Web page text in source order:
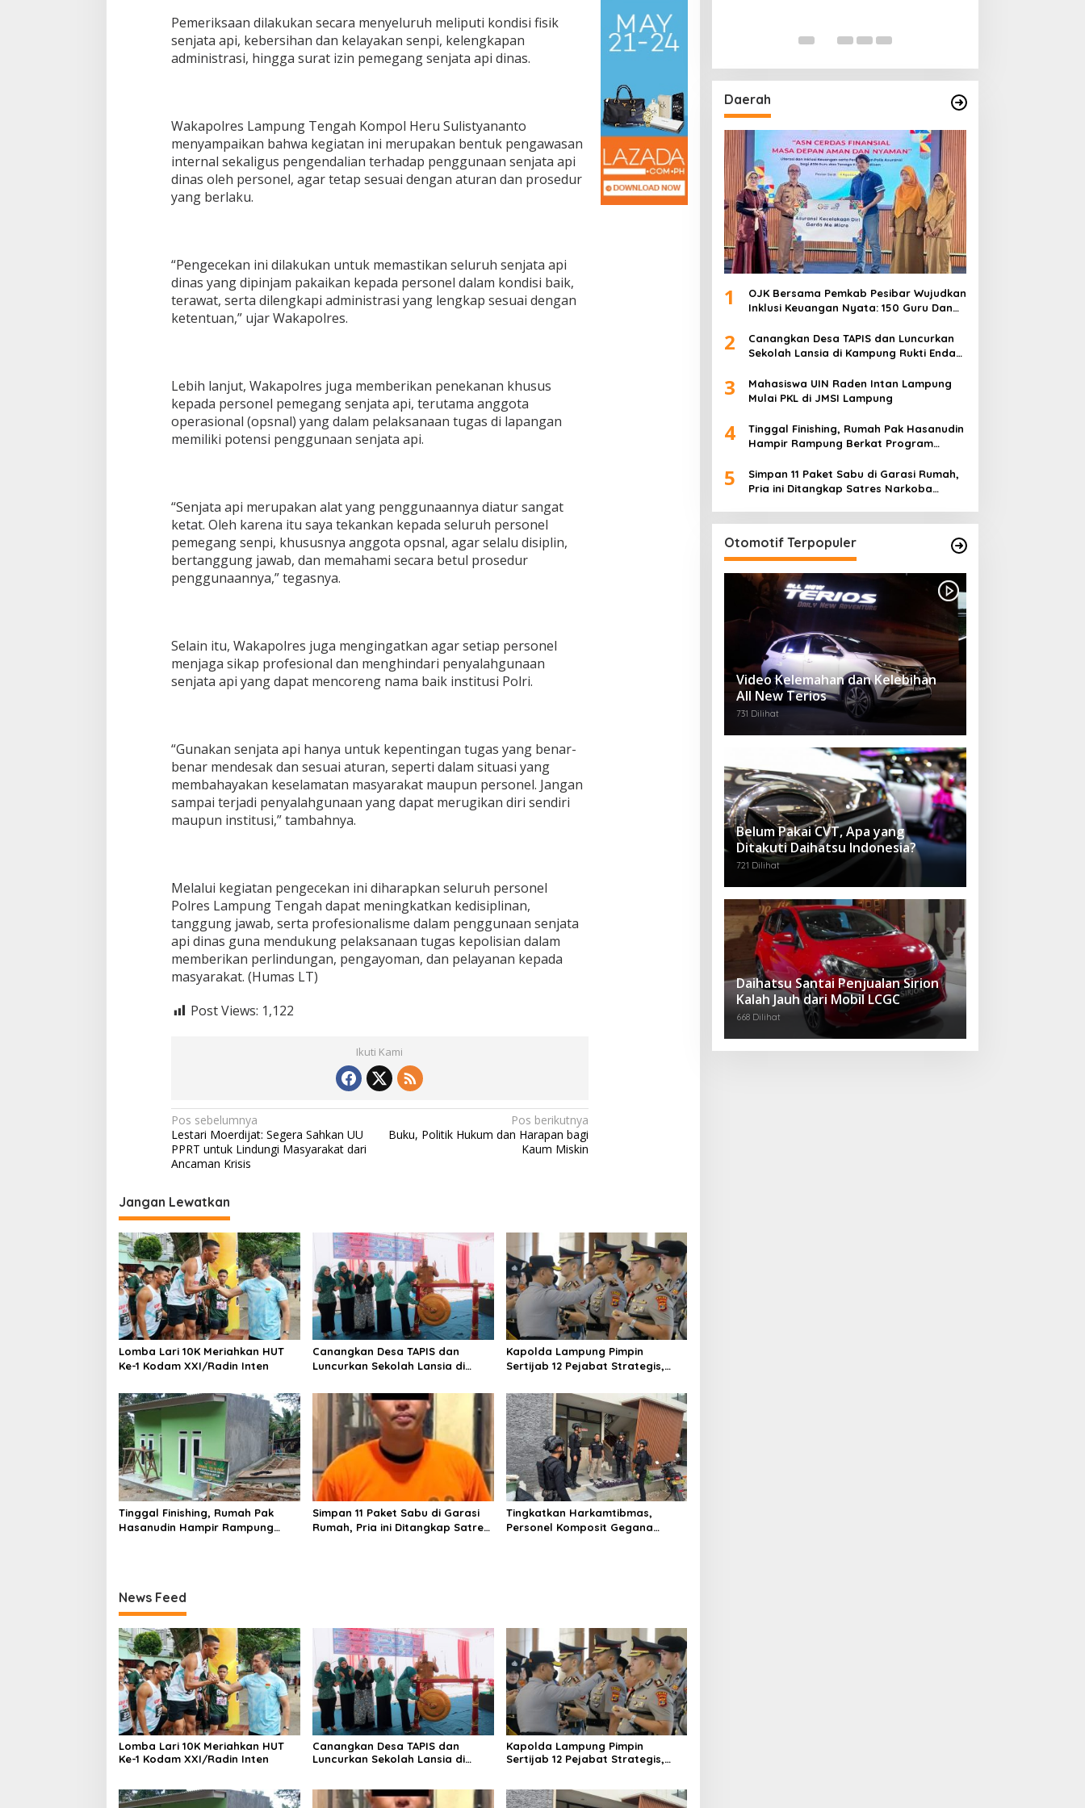
n
S
e
s
P
r
o
s
e
Pemeriksaan dilakukan secara menyeluruh meliputi kondisi fisik
senjata api, kebersihan dan kelayakan senpi, kelengkapan
administrasi, hingga surat izin pemegang senjata api dinas.
Wakapolres Lampung Tengah Kompol Heru Sulistyananto
menyampaikan bahwa kegiatan ini merupakan bentuk pengawasan
internal sekaligus pengendalian terhadap penggunaan senjata api
dinas oleh personel, agar tetap sesuai dengan aturan dan prosedur
yang berlaku.
“Pengecekan ini dilakukan untuk memastikan seluruh senjata api
dinas yang dipinjam pakaikan kepada personel dalam kondisi baik,
terawat, serta dilengkapi administrasi yang lengkap sesuai dengan
ketentuan,” ujar Wakapolres.
Lebih lanjut, Wakapolres juga memberikan penekanan khusus
kepada personel pemegang senjata api, terutama anggota
operasional (opsnal) yang dalam pelaksanaan tugas di lapangan
memiliki potensi penggunaan senjata api.
“Senjata api merupakan alat yang penggunaannya diatur sangat
ketat. Oleh karena itu saya tekankan kepada seluruh personel
pemegang senpi, khususnya anggota opsnal, agar selalu disiplin,
bertanggung jawab, dan memahami secara betul prosedur
penggunaannya,” tegasnya.
Selain itu, Wakapolres juga mengingatkan agar setiap personel
menjaga sikap profesional dan menghindari penyalahgunaan
senjata api yang dapat mencoreng nama baik institusi Polri.
“Gunakan senjata api hanya untuk kepentingan tugas yang benar-
benar mendesak dan sesuai aturan, seperti dalam situasi yang
membahayakan keselamatan masyarakat maupun personel. Jangan
sampai terjadi penyalahgunaan yang dapat merugikan diri sendiri
maupun institusi,” tambahnya.
Melalui kegiatan pengecekan ini diharapkan seluruh personel
Polres Lampung Tengah dapat meningkatkan kedisiplinan,
tanggung jawab, serta profesionalisme dalam penggunaan senjata
api dinas guna mendukung pelaksanaan tugas kepolisian dalam
memberikan perlindungan, pengayoman, dan pelayanan kepada
masyarakat. (Humas LT)
Post Views: 1,122
Ikuti Kami
N
a
v
i
g
a
s
i
p
o
s
Pos sebelumnya
Lestari Moerdijat: Segera Sahkan UU
PPRT untuk Lindungi Masyarakat dari
Ancaman Krisis
Pos berikutnya
Buku, Politik Hukum dan Harapan bagi
Kaum Miskin
Jangan Lewatkan
Lomba Lari 10K Meriahkan HUT
Ke-1 Kodam XXI/Radin Inten
Canangkan Desa TAPIS dan
Luncurkan Sekolah Lansia di
PKK Lampung Dorong
Pembangunan SDM Dimulai dari
Kapolda Lampung Pimpin
Sertijab 12 Pejabat Strategis,
Pelayanan Polri Presisi
Tinggal Finishing, Rumah Pak
Hasanudin Hampir Rampung
Simpan 11 Paket Sabu di Garasi
Rumah, Pria ini Ditangkap Satres
Tingkatkan Harkamtibmas,
Personel Komposit Gegana
News Feed
Lomba Lari 10K Meriahkan HUT
Ke-1 Kodam XXI/Radin Inten
Canangkan Desa TAPIS dan
Luncurkan Sekolah Lansia di
Pembangunan SDM Dimulai dari
Kapolda Lampung Pimpin
Sertijab 12 Pejabat Strategis,
Daerah
1
OJK Bersama Pemkab Pesibar Wujudkan
Inklusi Keuangan Nyata: 150 Guru Dan
Jiwa
2
Canangkan Desa TAPIS dan Luncurkan
Sekolah Lansia di Kampung Rukti Endah,
Pembangunan SDM Dimulai dari Desa
3
Mahasiswa UIN Raden Intan Lampung
Mulai PKL di JMSI Lampung
4
Tinggal Finishing, Rumah Pak Hasanudin
Hampir Rampung Berkat Program
Desa)
5
Simpan 11 Paket Sabu di Garasi Rumah,
Pria ini Ditangkap Satres Narkoba
Otomotif Terpopuler
Video Kelemahan dan Kelebihan
All New Terios
731 Dilihat
Belum Pakai CVT, Apa yang
Ditakuti Daihatsu Indonesia?
721 Dilihat
Daihatsu Santai Penjualan Sirion
Kalah Jauh dari Mobil LCGC
668 Dilihat